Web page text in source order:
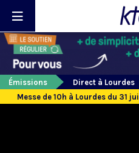
Émissions
Direct à Lourdes
Messe de 10h à Lourdes du 31